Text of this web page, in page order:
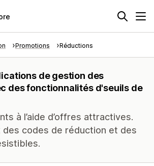
Promotions Réductions
de gestion des
des fonctionnalités d'seuils de
à l’aide d’offres attractives.
codes de réduction et des